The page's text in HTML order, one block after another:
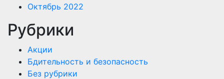
Октябрь 2022
Рубрики
Акции
Бдительность и безопасность
Без рубрики